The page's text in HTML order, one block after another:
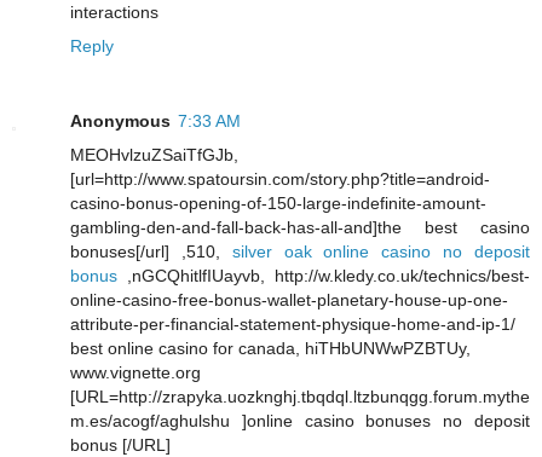
interactions
Reply
Anonymous 7:33 AM
MEOHvlzuZSaiTfGJb,
[url=http://www.spatoursin.com/story.php?title=android-
casino-bonus-opening-of-150-large-indefinite-amount-
gambling-den-and-fall-back-has-all-and]the best casino
bonuses[/url] ,510, silver oak online casino no deposit
bonus ,nGCQhitlfIUayvb, http://w.kledy.co.uk/technics/best-
online-casino-free-bonus-wallet-planetary-house-up-one-
attribute-per-financial-statement-physique-home-and-ip-1/
best online casino for canada, hiTHbUNWwPZBTUy,
www.vignette.org
[URL=http://zrapyka.uozknghj.tbqdql.ltzbunqgg.forum.mythe
m.es/acogf/aghulshu ]online casino bonuses no deposit
bonus [/URL]